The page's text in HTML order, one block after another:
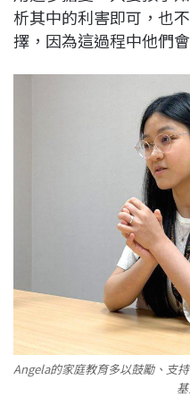
析其中的利害即可，也
擇，因為這過程中他們
Angela的家庭教育多以鼓勵、支